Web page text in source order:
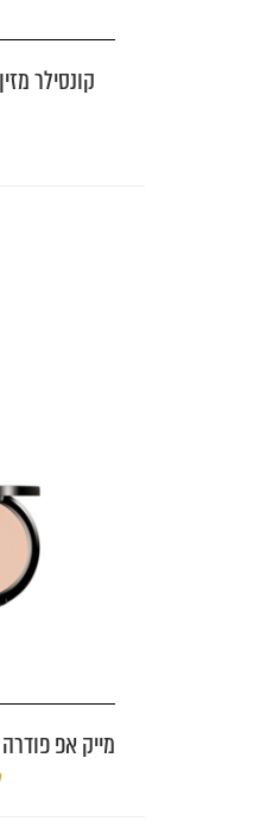
מייק אפ פודרה FP - קיים בשני גוונים